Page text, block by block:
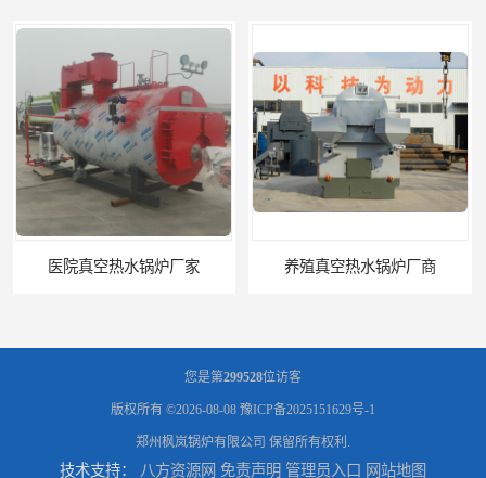
养殖真空热水锅炉厂商 天然气真空炉厂家
您是第299528位访客
版权所有 ©2026-08-08 豫ICP备2025151629号-1
郑州枫岚锅炉有限公司 保留所有权利.
技术支持： 八方资源网 免责声明 管理员入口 网站地图